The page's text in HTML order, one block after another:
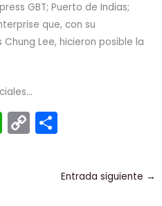
GBT; Puerto de Indias;
que, con su
Lee, hicieron posible la
W
h
C
o
m
p
Entrada siguiente →